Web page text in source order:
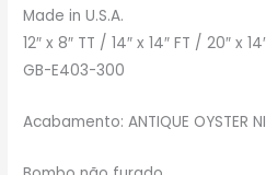
Made in U.S.A.
12″ x 8″ TT / 14″ x 14″ FT / 20″ x
GB-E403-300
Acabamento: ANTIQUE OYSTER